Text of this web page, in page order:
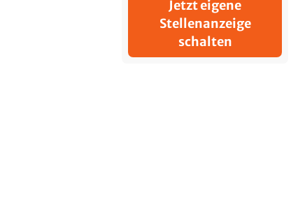
Jetzt eigene
Stellenanzeige
schalten